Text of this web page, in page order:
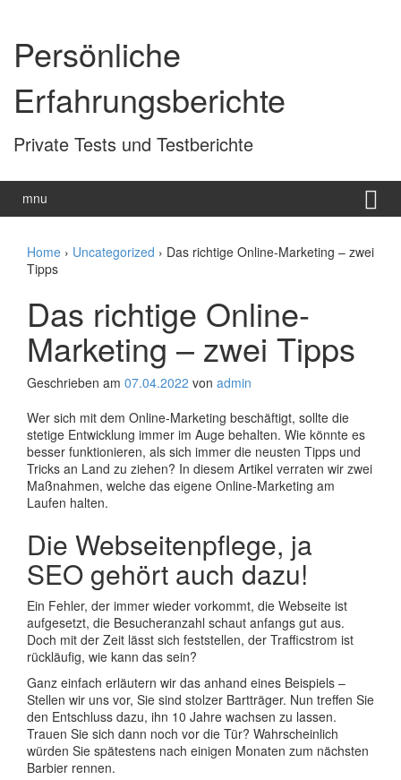
wechseln
springen
Persönliche
Erfahrungsberichte
Private Tests und Testberichte
mnu
Home › Uncategorized › Das richtige Online-Marketing – zwei
Tipps
Das richtige Online-
Marketing – zwei Tipps
Geschrieben am 07.04.2022 von admin
Wer sich mit dem Online-Marketing beschäftigt, sollte die
stetige Entwicklung immer im Auge behalten. Wie könnte es
besser funktionieren, als sich immer die neusten Tipps und
Tricks an Land zu ziehen? In diesem Artikel verraten wir zwei
Maßnahmen, welche das eigene Online-Marketing am
Laufen halten.
Die Webseitenpflege, ja
SEO gehört auch dazu!
Ein Fehler, der immer wieder vorkommt, die Webseite ist
aufgesetzt, die Besucheranzahl schaut anfangs gut aus.
Doch mit der Zeit lässt sich feststellen, der Trafficstrom ist
rückläufig, wie kann das sein?
Ganz einfach erläutern wir das anhand eines Beispiels –
Stellen wir uns vor, Sie sind stolzer Bartträger. Nun treffen Sie
den Entschluss dazu, ihn 10 Jahre wachsen zu lassen.
Trauen Sie sich dann noch vor die Tür? Wahrscheinlich
würden Sie spätestens nach einigen Monaten zum nächsten
Barbier rennen.